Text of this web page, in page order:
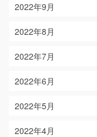
2022年9月
2022年8月
2022年7月
2022年6月
2022年5月
2022年4月